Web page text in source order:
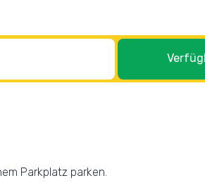
Parkplatz parken.